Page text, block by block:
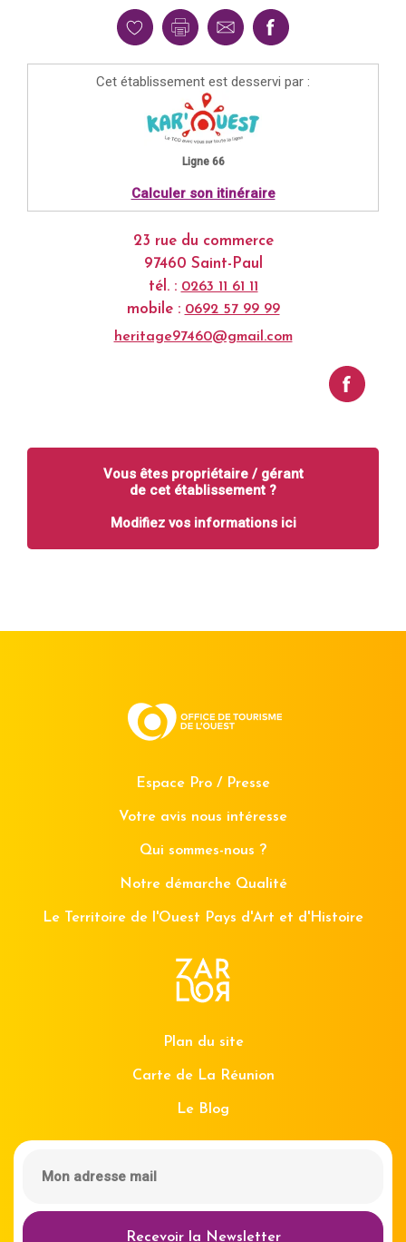
Cet établissement est desservi par :
Ligne 66
Calculer son itinéraire
23 rue du commerce
97460 Saint-Paul
tél. : 0263 11 61 11
mobile : 0692 57 99 99
heritage97460@gmail.com
Vous êtes propriétaire / gérant
de cet établissement ?
Modifiez vos informations ici
Espace Pro / Presse
Votre avis nous intéresse
Qui sommes-nous ?
Notre démarche Qualité
Le Territoire de l'Ouest Pays d'Art et d'Histoire
Plan du site
Carte de La Réunion
Le Blog
Recevoir la Newsletter